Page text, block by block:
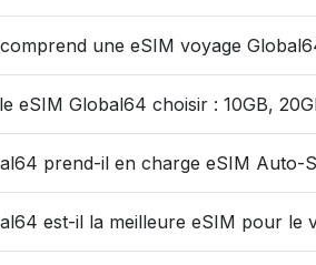
une eSIM voyage
eSIM Global64 choisir : 10GB,
prend-il en charge eSIM Auto-
est-il la meilleure eSIM pour le